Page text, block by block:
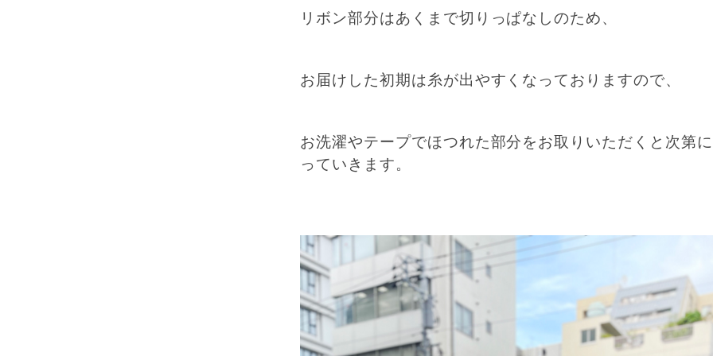
リボン部分はあくまで切りっぱなしのため、
お届けした初期は糸が出やすくなっておりますので、
お洗濯やテープでほつれた部分をお取りいただくと次第
っていきます。